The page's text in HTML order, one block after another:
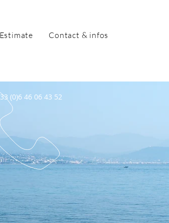
Estimate Contact & infos
(0)6 46 06 43 52